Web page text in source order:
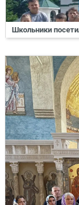
Школьники